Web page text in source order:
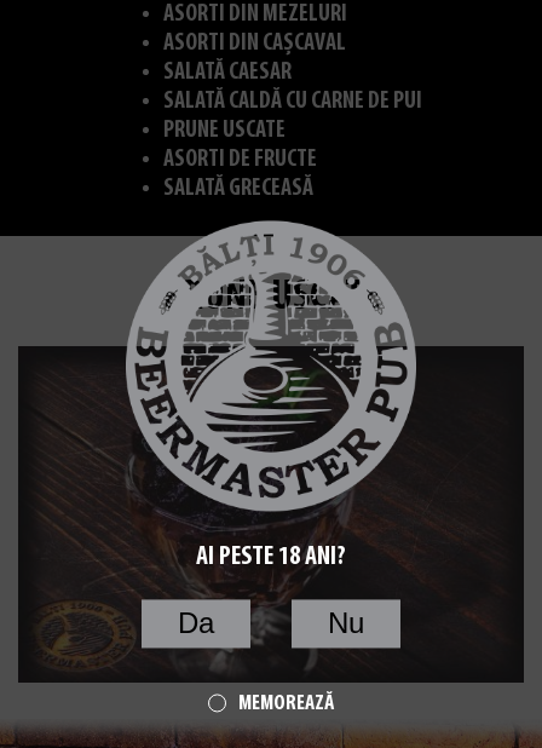
ASORTI DIN MEZELURI
ASORTI DIN CAȘCAVAL
SALATĂ CAESAR
SALATĂ CALDĂ CU CARNE DE PUI
PRUNE USCATE
ASORTI DE FRUCTE
SALATĂ GRECEASĂ
PRUNE USCATE
AI PESTE 18 ANI?
Da Nu
MEMOREAZĂ